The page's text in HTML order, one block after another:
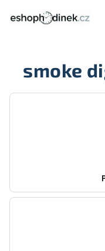
smoke